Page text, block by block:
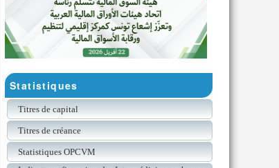
Statistiques
Titres de capital
Titres de créance
Statistiques OPCVM